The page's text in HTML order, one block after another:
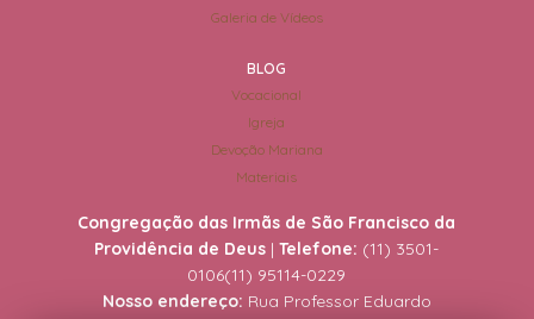
Galeria de Vídeos
BLOG
Vocacional
Igreja
Devoção Mariana
Materiais
Congregação das Irmãs de São Francisco da
Providência de Deus |Telefone: (11) 3501-
0106(11) 95114-0229
Nosso endereço: Rua Professor Eduardo